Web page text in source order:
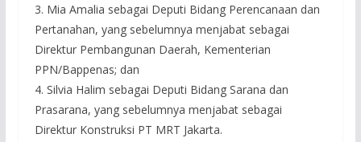
3. Mia Amalia sebagai Deputi Bidang Perencanaan dan
Pertanahan, yang sebelumnya menjabat sebagai
Direktur Pembangunan Daerah, Kementerian
PPN/Bappenas; dan
4. Silvia Halim sebagai Deputi Bidang Sarana dan
Prasarana, yang sebelumnya menjabat sebagai
Direktur Konstruksi PT MRT Jakarta.